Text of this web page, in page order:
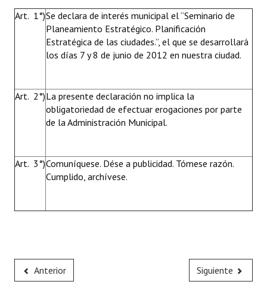
Art. 1°)Se declara de interés municipal el “Seminario de
Planeamiento Estratégico. Planificación
Estratégica de las ciudades.”, el que se desarrollará
los días 7 y 8 de junio de 2012 en nuestra ciudad.
Art. 2°)La presente declaración no implica la
obligatoriedad de efectuar erogaciones por parte
de la Administración Municipal.
Art. 3°)Comuníquese. Dése a publicidad. Tómese razón.
Cumplido, archívese.
Anterior Siguiente